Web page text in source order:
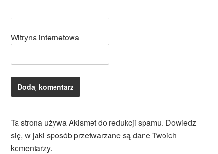
Witryna internetowa
Ta strona używa Akismet do redukcji spamu. Dowiedz
się, w jaki sposób przetwarzane są dane Twoich
komentarzy.